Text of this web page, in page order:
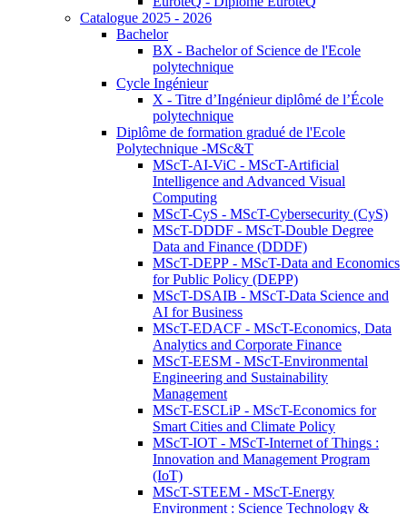
Catalogue 2025 - 2026
Bachelor
BX - Bachelor of Science de l'Ecole
polytechnique
Cycle Ingénieur
X - Titre d’Ingénieur diplômé de l’École
polytechnique
Diplôme de formation gradué de l'Ecole
Polytechnique -MSc&T
MScT-AI-ViC - MScT-Artificial
Intelligence and Advanced Visual
Computing
MScT-CyS - MScT-Cybersecurity (CyS)
MScT-DDDF - MScT-Double Degree
Data and Finance (DDDF)
MScT-DEPP - MScT-Data and Economics
for Public Policy (DEPP)
MScT-DSAIB - MScT-Data Science and
AI for Business
MScT-EDACF - MScT-Economics, Data
Analytics and Corporate Finance
MScT-EESM - MScT-Environmental
Engineering and Sustainability
Management
MScT-ESCLiP - MScT-Economics for
Smart Cities and Climate Policy
MScT-IOT - MScT-Internet of Things :
Innovation and Management Program
(IoT)
MScT-STEEM - MScT-Energy
Environment : Science Technology &